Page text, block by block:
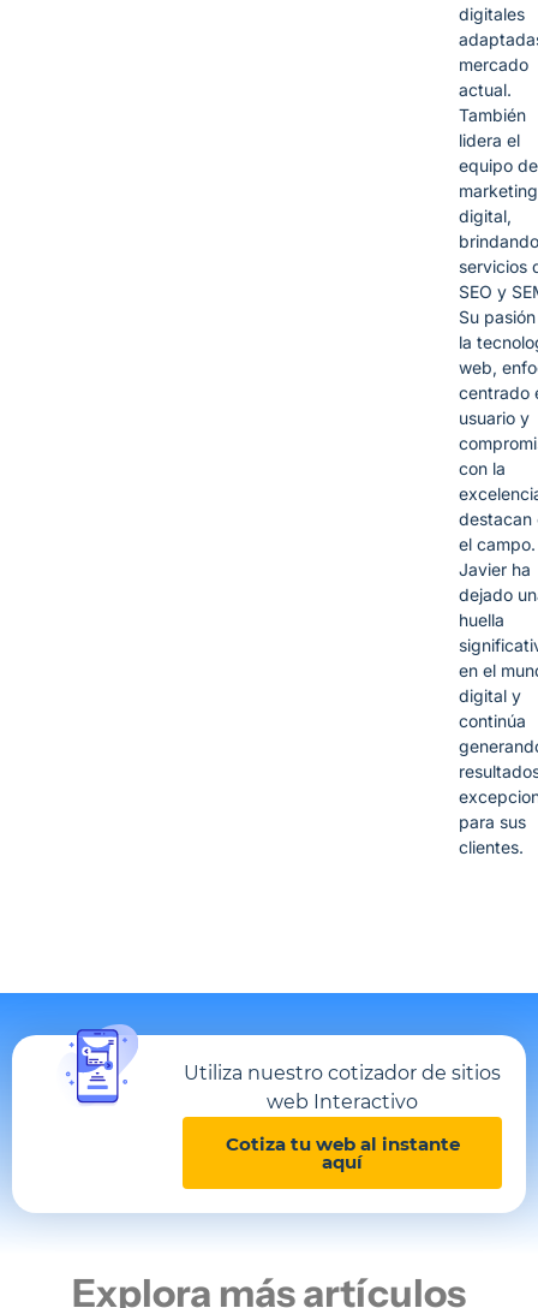
digitales
mercado
actual.
También
lidera el
equipo de
marketing
digital,
brindando
servicios
SEO y
Su
la
web,
centrado
usuario y
con la
destacan
el campo.
Javier ha
dejado
huella
en el
digital y
continúa
para sus
clientes.
Utiliza nuestro cotizador de sitios
web Interactivo
Cotiza tu web al instante
aquí
Explora más artículos